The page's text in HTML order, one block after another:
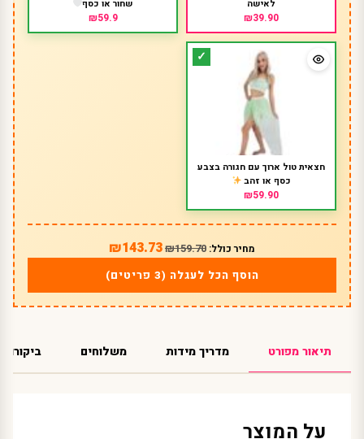
לאישה
₪39.90
שחור או כסף
₪59.9
חצאית טול ארוך עם חגורה בצבע
כסף או זהב
₪59.90
מחיר כולל: ₪159.70
₪143.73
הוסף הכל לעגלה (3 פריטים)
תיאור מפורט מדריך מידות משלוחים ביקורות
על המוצר